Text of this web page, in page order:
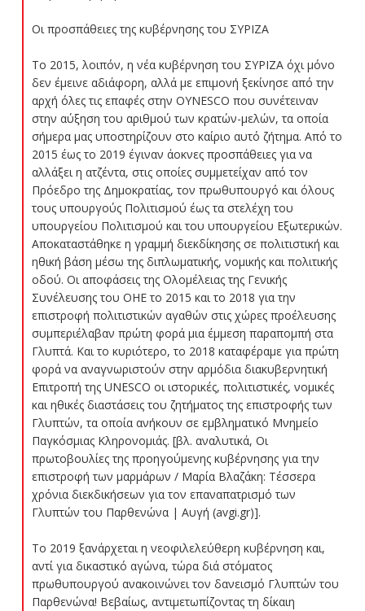
Οι προσπάθειες της κυβέρνησης του ΣΥΡΙΖΑ
Το 2015, λοιπόν, η νέα κυβέρνηση του ΣΥΡΙΖΑ όχι μόνο
δεν έμεινε αδιάφορη, αλλά με επιμονή ξεκίνησε από την
αρχή όλες τις επαφές στην OYNESCO που συνέτειναν
στην αύξηση του αριθμού των κρατών-μελών, τα οποία
σήμερα μας υποστηρίζουν στο καίριο αυτό ζήτημα. Από το
2015 έως το 2019 έγιναν άοκνες προσπάθειες για να
αλλάξει η ατζέντα, στις οποίες συμμετείχαν από τον
Πρόεδρο της Δημοκρατίας, τον πρωθυπουργό και όλους
τους υπουργούς Πολιτισμού έως τα στελέχη του
υπουργείου Πολιτισμού και του υπουργείου Εξωτερικών.
Αποκαταστάθηκε η γραμμή διεκδίκησης σε πολιτιστική και
ηθική βάση μέσω της διπλωματικής, νομικής και πολιτικής
οδού. Οι αποφάσεις της Ολομέλειας της Γενικής
Συνέλευσης του ΟΗΕ το 2015 και το 2018 για την
επιστροφή πολιτιστικών αγαθών στις χώρες προέλευσης
συμπεριέλαβαν πρώτη φορά μια έμμεση παραπομπή στα
Γλυπτά. Και το κυριότερο, το 2018 καταφέραμε για πρώτη
φορά να αναγνωριστούν στην αρμόδια διακυβερνητική
Επιτροπή της UNESCO οι ιστορικές, πολιτιστικές, νομικές
και ηθικές διαστάσεις του ζητήματος της επιστροφής των
Γλυπτών, τα οποία ανήκουν σε εμβληματικό Μνημείο
Παγκόσμιας Κληρονομιάς. [βλ. αναλυτικά, Οι
πρωτοβουλίες της προηγούμενης κυβέρνησης για την
επιστροφή των μαρμάρων / Μαρία Βλαζάκη: Τέσσερα
χρόνια διεκδικήσεων για τον επαναπατρισμό των
Γλυπτών του Παρθενώνα | Αυγή (avgi.gr)].
Το 2019 ξανάρχεται η νεοφιλελεύθερη κυβέρνηση και,
αντί για δικαστικό αγώνα, τώρα διά στόματος
πρωθυπουργού ανακοινώνει τον δανεισμό Γλυπτών του
Παρθενώνα! Βεβαίως, αντιμετωπίζοντας τη δίκαιη